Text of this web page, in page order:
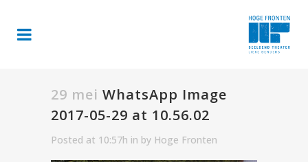
29 mei WhatsApp Image
2017-05-29 at 10.56.02
Posted at 10:57h in by Hoge Fronten